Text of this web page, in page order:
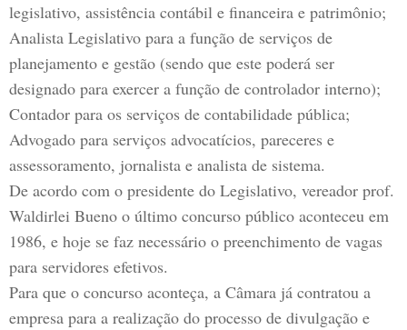
legislativo, assistência contábil e financeira e patrimônio;
Analista Legislativo para a função de serviços de
planejamento e gestão (sendo que este poderá ser
designado para exercer a função de controlador interno);
Contador para os serviços de contabilidade pública;
Advogado para serviços advocatícios, pareceres e
assessoramento, jornalista e analista de sistema.
De acordo com o presidente do Legislativo, vereador prof.
Waldirlei Bueno o último concurso público aconteceu em
1986, e hoje se faz necessário o preenchimento de vagas
para servidores efetivos.
Para que o concurso aconteça, a Câmara já contratou a
empresa para a realização do processo de divulgação e